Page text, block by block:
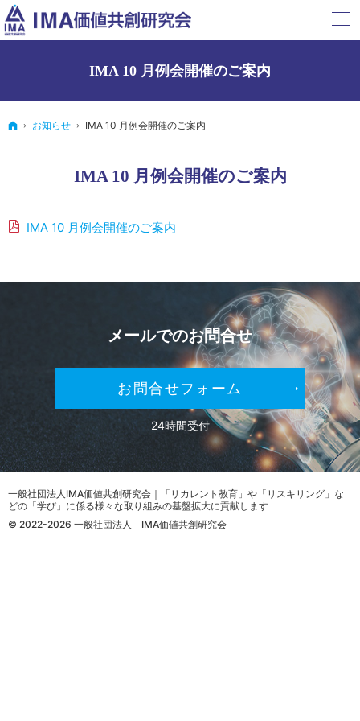
IMA 10 月例会開催のご案内
ホーム
お知らせ IMA 10 月例会開催のご案内
IMA 10 月例会開催のご案内
IMA 10 月例会開催のご案内
メールでのお問合せ
お問合せフォーム
24時間受付
© 2022-2026 一般社団法人 IMA価値共創研究会
一般社団法人IMA価値共創研究会｜「リカレント教育」や「リスキリング」な
どの「学び」に係る様々な取り組みの基盤拡大に貢献します